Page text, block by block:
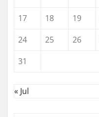
17
18 19
24
25 26
31
« Jul